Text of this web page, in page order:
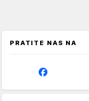
PRATITE NAS NA